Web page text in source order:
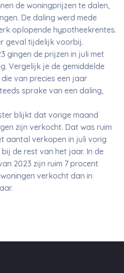
de woningprijzen te dalen,
De daling werd mede
oplopende hypotheekrentes.
geval tijdelijk voorbij.
gingen de prijzen in juli met
Vergelijk je de gemiddelde
van precies een jaar
sprake van een daling,
blijkt dat vorige maand
zijn verkocht. Dat was ruim
aantal verkopen in juli vorig
de rest van het jaar. In de
2023 zijn ruim 7 procent
verkocht dan in